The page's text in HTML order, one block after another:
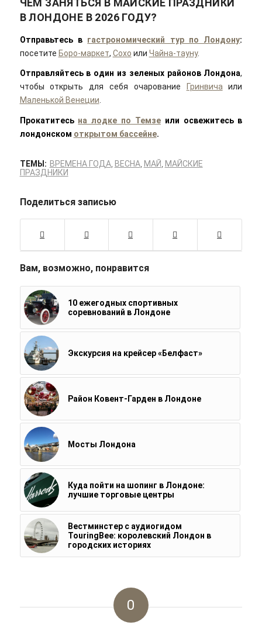
В ЛОНДОНЕ В 2026 ГОДУ?
Отправьтесь в гастрономический тур по Лондону:
посетите Боро-маркет, Сохо или Чайна-тауну.
Отправляйтесь в один из зеленых районов Лондона,
чтобы открыть для себя очарование
Гринвичаили
Маленькой Венеции.
Прокатитесь на лодке по Темзеили освежитесь в
лондонском открытом бассейне.
ТЕМЫ: ВРЕМЕНА ГОДА, ВЕСНА, МАЙ, МАЙСКИЕ
ПРАЗДНИКИ
Поделиться записью
Вам, возможно, понравится
10 ежегодных спортивных
соревнований в Лондоне
Экскурсия на крейсер «Белфаст»
Район Ковент-Гарден в Лондоне
Мосты Лондона
Куда пойти на шопинг в Лондоне:
лучшие торговые центры
Вестминстер с аудиогидом
TouringBee: королевский Лондон в
городских историях
0